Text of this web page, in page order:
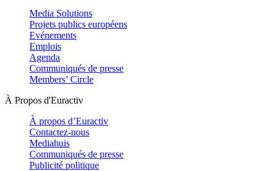
Media Solutions
Projets publics européens
Evénements
Emplois
Agenda
Communiqués de presse
Members’ Circle
À Propos d'Euractiv
À propos d’Euractiv
Contactez-nous
Mediahuis
Communiqués de presse
Publicité politique